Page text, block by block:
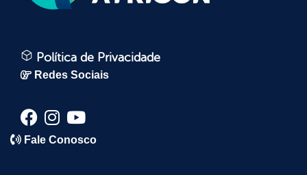
Política de Privacidade
Redes Sociais
Fale Conosco